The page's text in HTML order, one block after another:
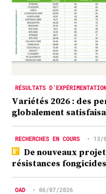
RÉSULTATS
Variétés 2026 : des
globalement
RECHERCHES EN COURS • 13/
De nouveaux
résistances fongicides
OAD • 06/07/2026